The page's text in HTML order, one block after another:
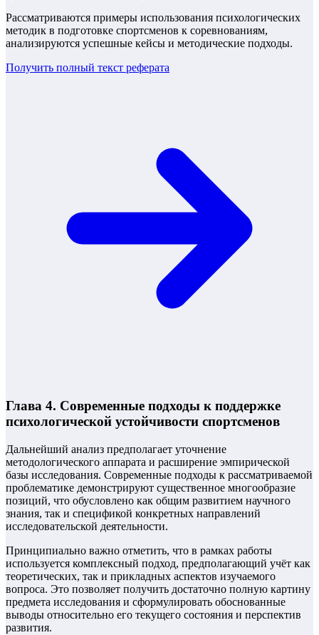
Рассматриваются примеры использования психологических
методик в подготовке спортсменов к соревнованиям,
анализируются успешные кейсы и методические подходы.
Получить полный текст реферата
Глава 4. Современные подходы к поддержке
психологической устойчивости спортсменов
Дальнейший анализ предполагает уточнение
методологического аппарата и расширение эмпирической
базы исследования. Современные подходы к рассматриваемой
проблематике демонстрируют существенное многообразие
позиций, что обусловлено как общим развитием научного
знания, так и спецификой конкретных направлений
исследовательской деятельности.
Принципиально важно отметить, что в рамках работы
используется комплексный подход, предполагающий учёт как
теоретических, так и прикладных аспектов изучаемого
вопроса. Это позволяет получить достаточно полную картину
предмета исследования и сформулировать обоснованные
выводы относительно его текущего состояния и перспектив
развития.